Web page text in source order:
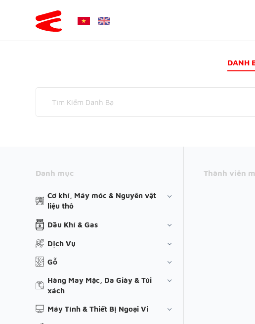
DANH
Danh mục
Cơ khí, Máy móc & Nguyên vật
liệu thô
Dầu Khí & Gas
Dịch Vụ
Gỗ
Hàng May Mặc, Da Giày & Túi
xách
Máy Tính & Thiết Bị Ngoại Vi
Thành viên